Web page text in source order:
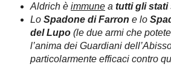
Aldrich è immune a tutti gli stati
Lo Spadone di Farron e lo
del Lupo (le due armi che
l’anima dei Guardiani
particolarmente efficaci contro